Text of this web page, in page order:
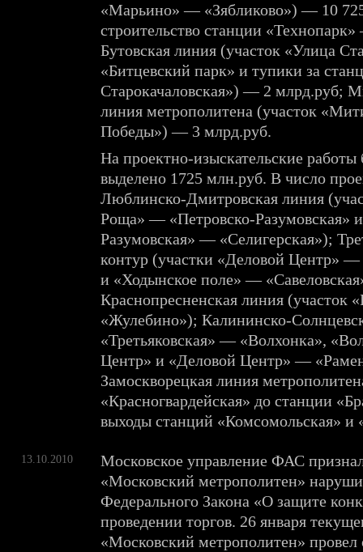
«Марьино» — «Зябликово») — 10
строительство станции
Бутовская линия (участок «Улица
«Битцевский парк» и тупики за
Старокачаловская») — 2 млрд.руб;
линия метрополитена (участок
Победы») — 3 млрд.руб.
На проектно-изыскательские работы
выделено 1725 млн.руб. В число
Люблинско-Дмитровская линия
Роща» — «Петровско-Разумовская»
Разумовская» — «Селигерская»);
контур (участки «Деловой Центр»
и «Ходынское поле» —
Краснопресненская линия
«Жулебино»); Калининско-
«Третьяковская» — «Волхонка»,
Центр» и «Деловой Центр» —
Замоскворецкая линия
«Красногвардейская» до станции
выходы станций «Комсомольская» и
13.10.2010
Московское управление ФАС
«Московский метрополитен»
Федерального Закона «О защите
проведении торгов. 26 января
«Московский метрополитен»